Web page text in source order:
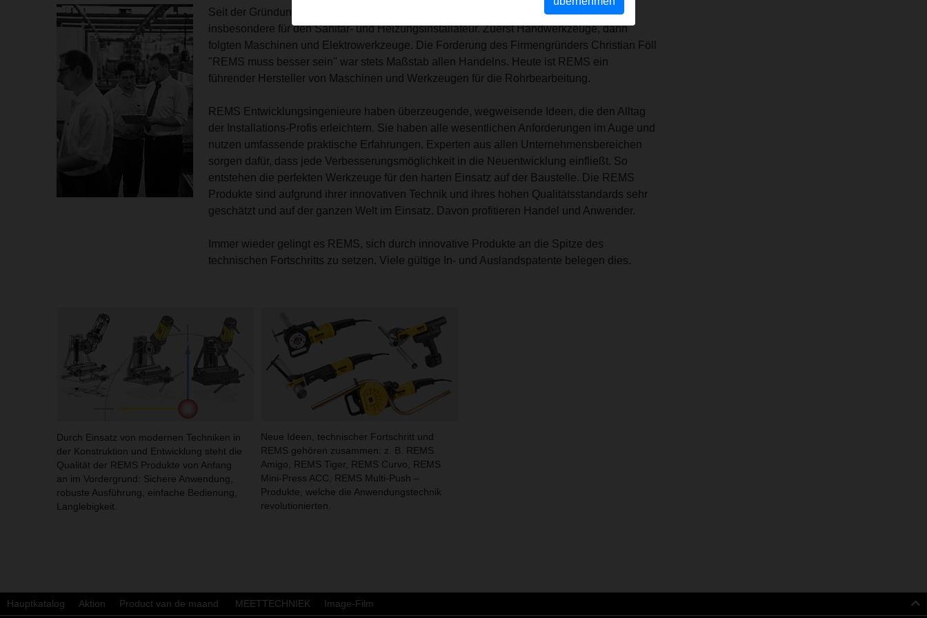
Seit der Gründung im Jahre 1909 entwickelt REMS Produkte für die Rohrbearbeitung,
insbesondere für den Sanitär- und Heizungsinstallateur. Zuerst Handwerkzeuge, dann
folgten Maschinen und Elektrowerkzeuge. Die Forderung des Firmengründers Christian Föll
"REMS muss besser sein" war stets Maßstab allen Handelns. Heute ist REMS ein
führender Hersteller von Maschinen und Werkzeugen für die Rohrbearbeitung.
REMS Entwicklungsingenieure haben überzeugende, wegweisende Ideen, die den Alltag
der Installations-Profis erleichtern. Sie haben alle wesentlichen Anforderungen im Auge und
nutzen umfassende praktische Erfahrungen. Experten aus allen Unternehmensbereichen
sorgen dafür, dass jede Verbesserungsmöglichkeit in die Neuentwicklung einfließt. So
entstehen die perfekten Werkzeuge für den harten Einsatz auf der Baustelle. Die REMS
Produkte sind aufgrund ihrer innovativen Technik und ihres hohen Qualitätsstandards sehr
geschätzt und auf der ganzen Welt im Einsatz. Davon profitieren Handel und Anwender.
Immer wieder gelingt es REMS, sich durch innovative Produkte an die Spitze des
technischen Fortschritts zu setzen. Viele gültige In- und Auslandspatente belegen dies.
Durch Einsatz von modernen Techniken in
der Konstruktion und Entwicklung steht die
Qualität der REMS Produkte von Anfang
an im Vordergrund: Sichere Anwendung,
robuste Ausführung, einfache Bedienung,
Langlebigkeit.
Neue Ideen, technischer Fortschritt und
REMS gehören zusammen: z. B. REMS
Amigo, REMS Tiger, REMS Curvo, REMS
Mini-Press ACC, REMS Multi-Push –
Produkte, welche die Anwendungstechnik
revolutionierten.
Hauptkatalog Aktion Product van de maand MEETTECHNIEK Image-Film